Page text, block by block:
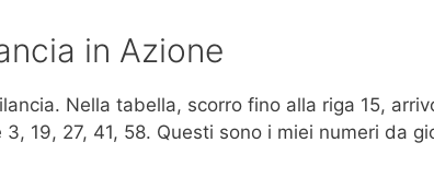
in Azione
Nella tabella, scorro fino alla riga 15,
19, 27, 41, 58. Questi sono i miei numeri da